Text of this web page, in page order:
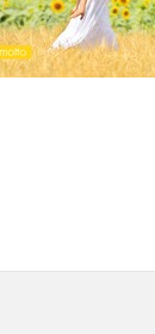
399 Kč
319 Kč